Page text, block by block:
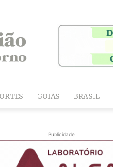
GOIÁS BRASIL
Publicidade